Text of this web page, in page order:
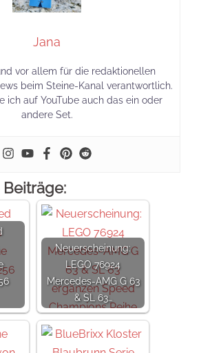
Jana
vor allem für die redaktionellen
beim Steine-Kanal verantwortlich.
ich auf YouTube auch das ein oder
andere Set.
Neuerscheinung:
LEGO 76924
Mercedes-AMG G 63
& SL 63…